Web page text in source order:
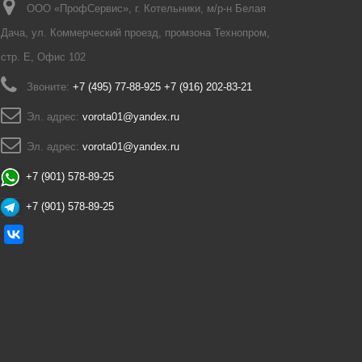
ООО «ПрофСервис», г. Котельники, м/р-н Белая
Дача, ул. Коммерческий проезд, промзона Технопром,
стр. Е, Офис 102
Звоните: +7 (495) 77-88-925 +7 (916) 202-83-21
Эл. адрес: vorota01@yandex.ru
Эл. адрес: vorota01@yandex.ru
+7 (901) 578-89-25
+7 (901) 578-89-25